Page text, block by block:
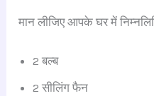
मान लीजिए आपके घर में
2 बल्ब
2 सीलिंग फैन